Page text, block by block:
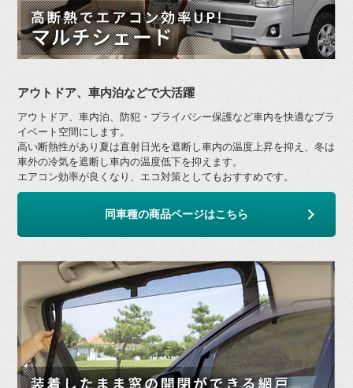
アウトドア、車内泊などで大活躍
アウトドア、車内泊、防犯・プライバシー保護など車内を快適なプラ
イベート空間にします。
高い断熱性があり夏は直射日光を遮断し車内の温度上昇を抑え、冬は
車外の冷気を遮断し車内の温度低下を抑えます。
エアコン効率が良くなり、エコ対策としてもおすすめです。
同車種の商品ページはこちら